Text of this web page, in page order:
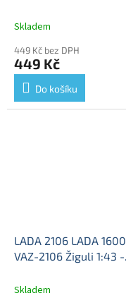
model
Skladem
449 Kč bez DPH
449 Kč
Do košíku
LADA 2106 LADA 1600
VAZ-2106 Žiguli 1:43 -
modelem
Skladem